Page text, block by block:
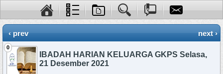
‹ prev next ›
0
IBADAH HARIAN KELUARGA GKPS Selasa,
21 Desember 2021